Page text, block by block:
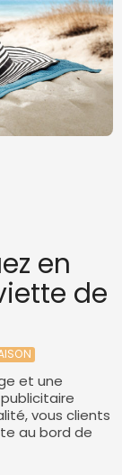
en
de
et une
vous clients
au bord de